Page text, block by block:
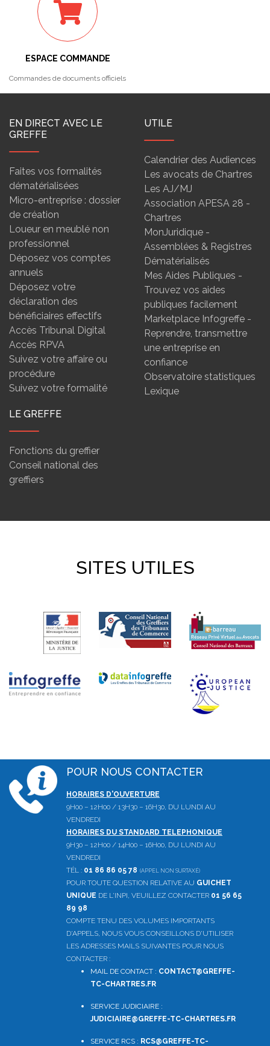
ESPACE COMMANDE
Commandes de documents officiels
EN DIRECT AVEC LE
GREFFE
Faites vos formalités
dématérialisées
Micro-entreprise : dossier
de création
Loueur en meublé non
professionnel
Déposez vos comptes
annuels
Déposez votre
déclaration des
bénéficiaires effectifs
Accès Tribunal Digital
Accès RPVA
Suivez votre affaire ou
procédure
Suivez votre formalité
UTILE
Calendrier des Audiences
Les avocats de Chartres
Les AJ/MJ
Association APESA 28 -
Chartres
MonJuridique -
Assemblées & Registres
Dématérialisés
Mes Aides Publiques -
Trouvez vos aides
publiques facilement
Marketplace Infogreffe -
Reprendre, transmettre
une entreprise en
confiance
Observatoire statistiques
Lexique
LE GREFFE
Fonctions du greffier
Conseil national des
greffiers
SITES UTILES
POUR NOUS CONTACTER
HORAIRES D'OUVERTURE
9H00 – 12H00 / 13H30 – 16H30, DU LUNDI AU
VENDREDI
HORAIRES DU STANDARD TELEPHONIQUE
9H30 – 12H00 / 14H00 – 16H00, DU LUNDI AU
VENDREDI
TÉL : 01 86 86 05 78 (APPEL NON SURTAXÉ)
POUR TOUTE QUESTION RELATIVE AU GUICHET
UNIQUE DE L'INPI, VEUILLEZ CONTACTER 01 56 65
89 98
COMPTE TENU DES VOLUMES IMPORTANTS
D'APPELS, NOUS VOUS CONSEILLONS D'UTILISER
LES ADRESSES MAILS SUIVANTES POUR NOUS
CONTACTER :
MAIL DE CONTACT : CONTACT@GREFFE-
TC-CHARTRES.FR
SERVICE JUDICIAIRE :
JUDICIAIRE@GREFFE-TC-CHARTRES.FR
SERVICE RCS : RCS@GREFFE-TC-